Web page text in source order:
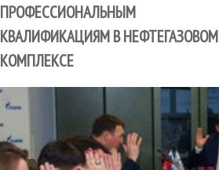
ПРОФЕССИОНАЛЬНЫМ
КВАЛИФИКАЦИЯМ В НЕФТЕГАЗОВОМ
КОМПЛЕКСЕ